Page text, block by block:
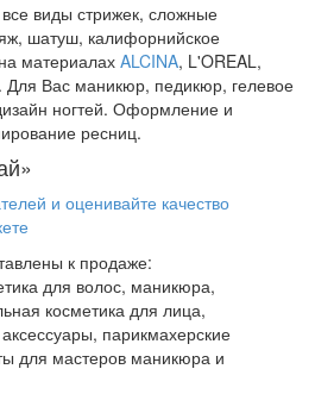
все виды стрижек, сложные
шатуш, калифорнийское
материалах ALCINA, L'OREAL,
Для Вас маникюр, педикюр, гелевое
ногтей. Оформление и
ресниц.
к продаже:
для волос, маникюра,
косметика для лица,
парикмахерские
для мастеров маникюра и